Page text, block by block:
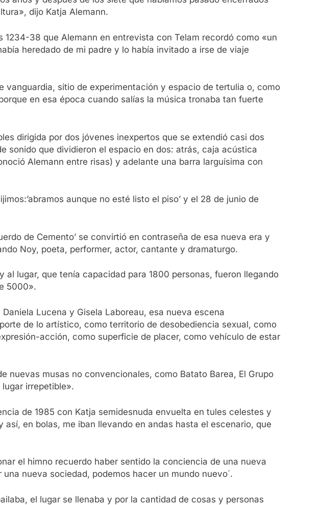
dijo Katja Alemann.
38 que Alemann en entrevista con Telam recordó como «un
heredado de mi padre y lo había invitado a irse de viaje
sitio de experimentación y espacio de tertulia o, como
en esa época cuando salías la música tronaba tan fuerte
dirigida por dos jóvenes inexpertos que se extendió casi dos
sonido que dividieron el espacio en dos: atrás, caja acústica
Alemann entre risas) y adelante una barra larguísima con
aunque no esté listo el piso’ y el 28 de junio de
de Cemento’ se convirtió en contraseña de esa nueva era y
Noy, poeta, performer, actor, cantante y dramaturgo.
lugar, que tenía capacidad para 1800 personas, fueron llegando
5000».
Lucena y Gisela Laboreau, esa nueva escena
de lo artístico, como territorio de desobediencia sexual, como
acción, como superficie de placer, como vehículo de estar
nuevas musas no convencionales, como Batato Barea, El Grupo
irrepetible».
de 1985 con Katja semidesnuda envuelta en tules celestes y
en bolas, me iban llevando en andas hasta el escenario, que
el himno recuerdo haber sentido la conciencia de una nueva
nueva sociedad, podemos hacer un mundo nuevo´.
el lugar se llenaba y por la cantidad de cosas y personas